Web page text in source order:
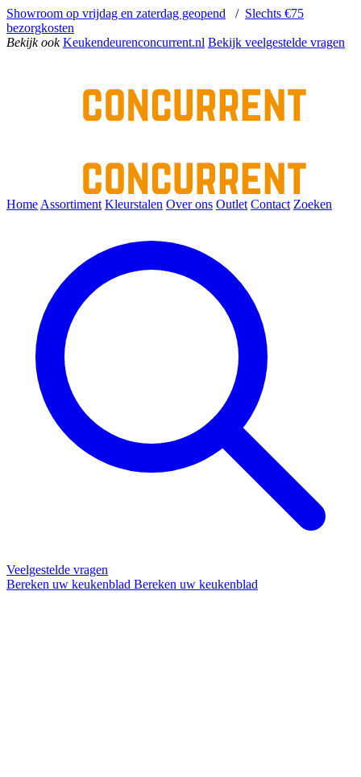
Showroom op vrijdag en zaterdag geopend / Slechts €75
bezorgkosten
Bekijk ook Keukendeurenconcurrent.nl Bekijk veelgestelde vragen
Home Assortiment Kleurstalen Over ons Outlet Contact Zoeken
Veelgestelde vragen
Bereken uw keukenblad Bereken uw keukenblad